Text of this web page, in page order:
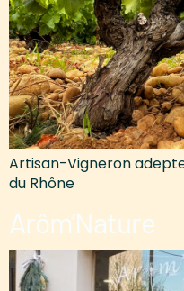
Artisan-Vigneron
du Rhône
Arôm’Nature